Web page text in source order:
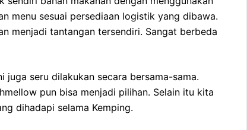
menu sesuai persediaan logistik yang dibawa.
menjadi tantangan tersendiri. Sangat berbeda
juga seru dilakukan secara bersama-sama.
pun bisa menjadi pilihan. Selain itu kita
dihadapi selama Kemping.